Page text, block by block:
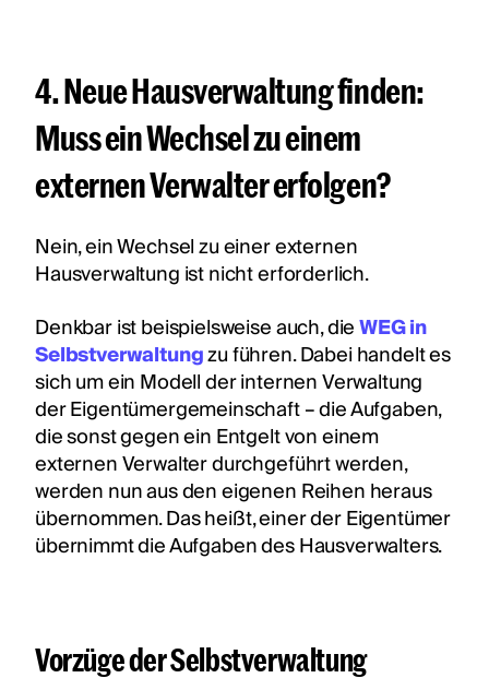
4. Neue Hausverwaltung finden:
Muss ein Wechsel zu einem
externen Verwalter erfolgen?
Nein, ein Wechsel zu einer externen
Hausverwaltung ist nicht erforderlich.
Denkbar ist beispielsweise auch, dieWEG in
Selbstverwaltungzu führen. Dabei handelt es
sich um ein Modell der internen Verwaltung
der Eigentümergemeinschaft – die Aufgaben,
die sonst gegen ein Entgelt von einem
externen Verwalter durchgeführt werden,
werden nun aus den eigenen Reihen heraus
übernommen. Das heißt, einer der Eigentümer
übernimmt die Aufgaben des Hausverwalters.
Vorzüge der Selbstverwaltung